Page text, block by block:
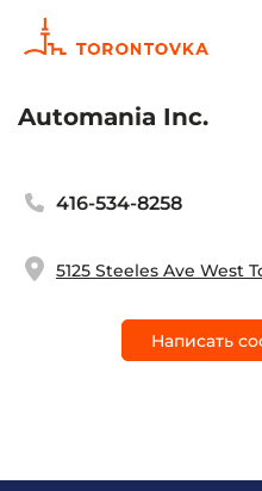
Automania Inc.
416-534-8258
5125 Steeles Ave West
Написать